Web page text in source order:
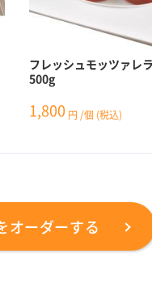
フレッシュモッツァレ
500g
1,800 円 /個 (税込)
オーダーする